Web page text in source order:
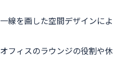
線を画した空間デザインに
フィスのラウンジの役割や